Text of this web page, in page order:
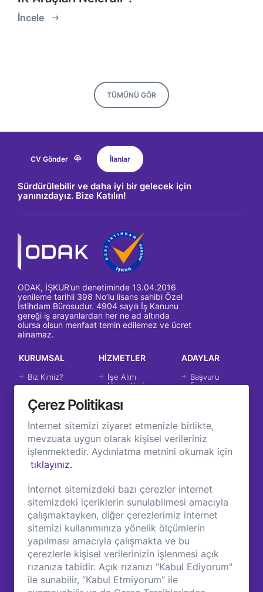
İncele
TÜMÜNÜ GÖR
CV Gönder İlanlar
Sürdürülebilir ve daha iyi bir gelecek için
yanınızdayız. Bize Katılın!
ODAK, İŞKUR’un denetiminde 13.04.2016
yenileme tarihli 398 No’lu lisans sahibi Özel
İstihdam Bürosudur. 4904 sayılı İş Kanunu
gereği iş arayanlardan her ne ad altında
olursa olsun menfaat temin edilemez ve ücret
alınamaz.
KURUMSAL
Biz Kimiz?
Vizyon &
Misyon
Değerlerimiz
Grup
Şirketlerimiz
Müşterilerimiz
HİZMETLER
İşe Alım
Hizmetleri
İK Danışmanlık
Hizmetleri
Eğitim ve
Koçluk
İK Araçları ve
ADAYLAR
Başvuru
Formu
İŞ VERENLER
Çözümlerimiz
Ürünlerimiz
Uzmanlıklarımız
SAYFALAR
Başarı Hikayeleri
Blog ve Bilgi
KVKK Koşulları
Çerez Politikası
Çerez Politikası
İnternet sitemizi ziyaret etmenizle birlikte,
mevzuata uygun olarak kişisel verileriniz
işlenmektedir. Aydınlatma metnini okumak için
tıklayınız.
İnternet sitemizdeki bazı çerezler internet
sitemizdeki içeriklerin sunulabilmesi amacıyla
çalışmaktayken, diğer çerezlerimiz internet
sitemizi kullanımınıza yönelik ölçümlerin
yapılması amacıyla çalışmakta ve bu
çerezlerle kişisel verilerinizin işlenmesi açık
rızanıza tabidir. Açık rızanızı "Kabul Ediyorum"
ile sunabilir, “Kabul Etmiyorum” ile